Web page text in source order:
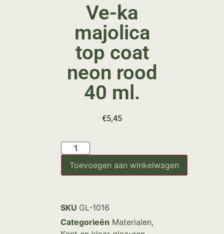
Ve-ka
majolica
top coat
neon rood
40 ml.
€5,45
Toevoegen aan winkelwagen
SKU GL-1016
Categorieën Materialen,